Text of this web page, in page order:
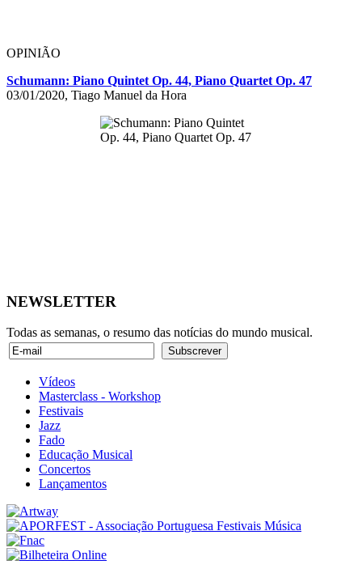
OPINIÃO
Schumann: Piano Quintet Op. 44, Piano Quartet Op. 47
03/01/2020, Tiago Manuel da Hora
NEWSLETTER
Todas as semanas, o resumo das notícias do mundo musical.
Vídeos
Masterclass - Workshop
Festivais
Jazz
Fado
Educação Musical
Concertos
Lançamentos